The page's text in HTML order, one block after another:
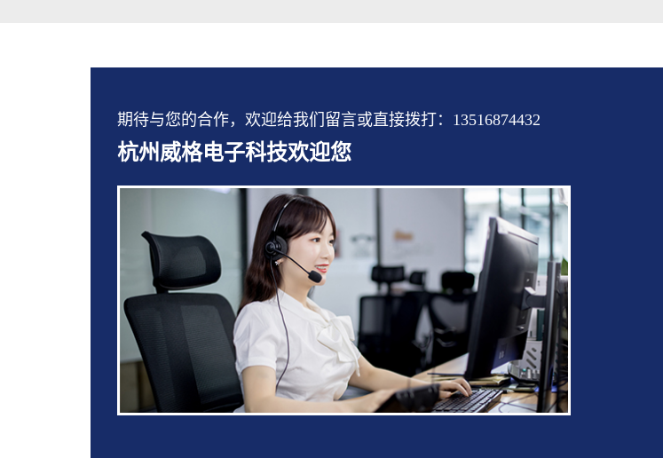
期待与您的合作，欢迎给我们留言或直接拨打：13516874432
杭州威格电子科技欢迎您